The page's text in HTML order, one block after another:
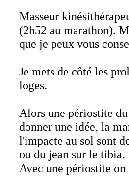
Masseur
(2h52 au marathon).
que je peux vous
Je mets de côté les
loges.
Alors une périostite
donner une idée, la
l'impacte au sol sont
ou du jean sur le tibia.
Avec une périostite